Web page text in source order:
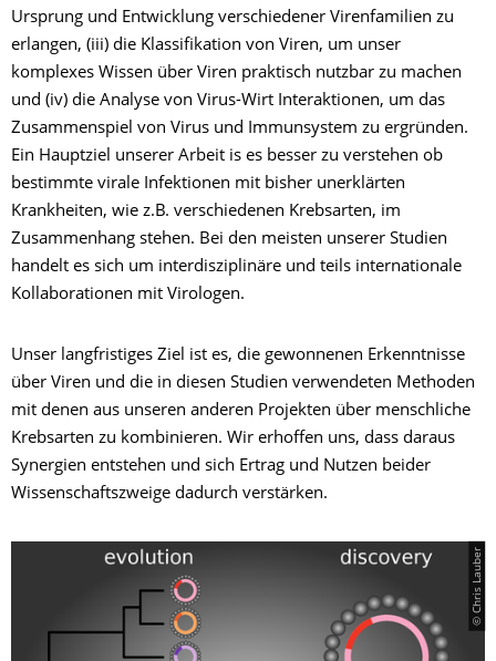
Ursprung und Entwicklung verschiedener Virenfamilien zu
erlangen, (iii) die Klassifikation von Viren, um unser
komplexes Wissen über Viren praktisch nutzbar zu machen
und (iv) die Analyse von Virus-Wirt Interaktionen, um das
Zusammenspiel von Virus und Immunsystem zu ergründen.
Ein Hauptziel unserer Arbeit is es besser zu verstehen ob
bestimmte virale Infektionen mit bisher unerklärten
Krankheiten, wie z.B. verschiedenen Krebsarten, im
Zusammenhang stehen. Bei den meisten unserer Studien
handelt es sich um interdisziplinäre und teils internationale
Kollaborationen mit Virologen.
Unser langfristiges Ziel ist es, die gewonnenen Erkenntnisse
über Viren und die in diesen Studien verwendeten Methoden
mit denen aus unseren anderen Projekten über menschliche
Krebsarten zu kombinieren. Wir erhoffen uns, dass daraus
Synergien entstehen und sich Ertrag und Nutzen beider
Wissenschaftszweige dadurch verstärken.
© Chris Lauber